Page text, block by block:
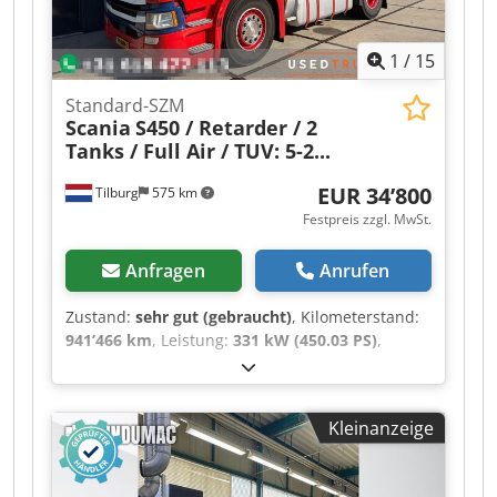
pneumatische Spannstücke - Motorleistung:
4×1,85 kW - Luftbedarf: 6–8 bar - Abmessungen
L/B/H: 4600×1180×2200 mm - Gewicht: ca. 1.500
kg Nettopreis: 12.900 PLN Nettopreis: 3.070 € je
nach Kurs, 4,2 €/€ (Preise können sich bei
stärkeren Schwankungen ändern)
1 / 15
Tilburg 575 km
Standard-SZM
Scania S450 / Retarder / 2
Tanks / Full Air / TUV: 5-2...
EUR 34’800
Festpreis zzgl. MwSt.
Anfragen Anrufen
Zustand: sehr gut (gebraucht), Kilometerstand:
941’466 km, Leistung: 331 kW (450.03 PS),
, Kraftstofftyp:
Reifengröße:385/65 R22.5, Achsen-
Konfiguration:4x2, Radstand:3’750 mm,
Kraftstoff:Diesel, Bremsen:Retarder, Farbe:
Sonstige, Fahrerkabine:Schlafkabine,
Getriebetyp:Automatisch, Emissionsklasse:
Kleinanzeige